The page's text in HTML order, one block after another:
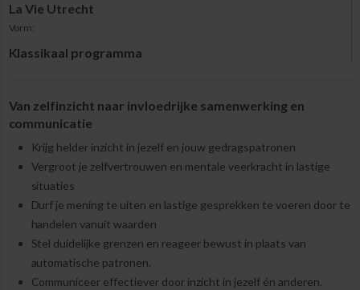
La Vie Utrecht
Vorm:
Klassikaal programma
Van zelfinzicht naar invloedrijke samenwerking en
communicatie
Krijg helder inzicht in jezelf en jouw gedragspatronen
Vergroot je zelfvertrouwen en mentale veerkracht in lastige
situaties
Durf je mening te uiten en lastige gesprekken te voeren door te
handelen vanuit waarden
Stel duidelijke grenzen en reageer bewust in plaats van
automatische patronen.
Communiceer effectiever door inzicht in jezelf én anderen.